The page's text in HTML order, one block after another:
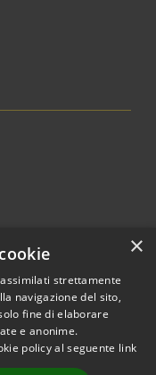
© 2026 • Comune di
sul Garda •
×
strettamente
navigazione del sito,
fine di elaborare
e anonime.
policy al seguente link